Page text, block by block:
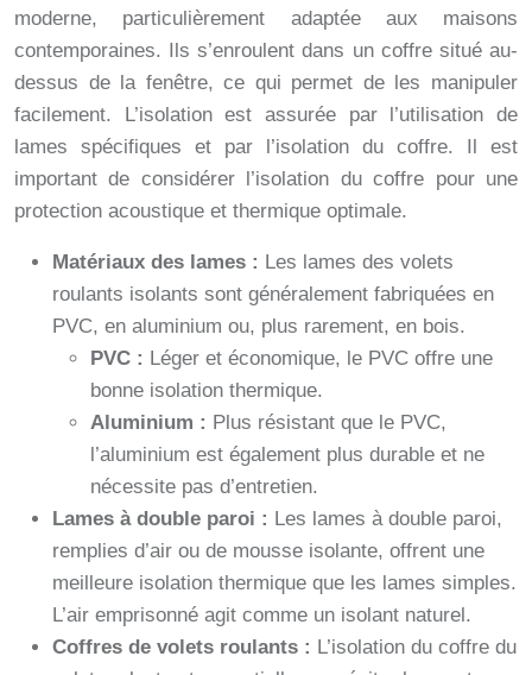
moderne, particulièrement adaptée aux maisons
contemporaines. Ils s’enroulent dans un coffre situé au-
dessus de la fenêtre, ce qui permet de les manipuler
facilement. L’isolation est assurée par l’utilisation de
lames spécifiques et par l’isolation du coffre. Il est
important de considérer l’isolation du coffre pour une
protection acoustique et thermique optimale.
Matériaux des lames : Les lames des volets
roulants isolants sont généralement fabriquées en
PVC, en aluminium ou, plus rarement, en bois.
PVC : Léger et économique, le PVC offre une
bonne isolation thermique.
Aluminium : Plus résistant que le PVC,
l’aluminium est également plus durable et ne
nécessite pas d’entretien.
Lames à double paroi : Les lames à double paroi,
remplies d’air ou de mousse isolante, offrent une
meilleure isolation thermique que les lames simples.
L’air emprisonné agit comme un isolant naturel.
Coffres de volets roulants : L’isolation du coffre du